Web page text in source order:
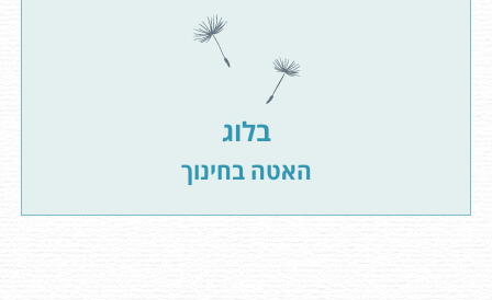
בלוג
האטה בחינוך